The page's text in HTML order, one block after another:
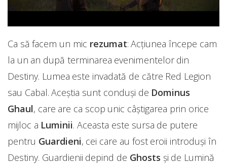
Ca să facem un mic rezumat: Acțiunea începe cam
la un an după terminarea evenimentelor din
Destiny. Lumea este invadată de către Red Legion
sau Cabal. Aceștia sunt conduși de Dominus
Ghaul, care are ca scop unic câștigarea prin orice
mijloc a Luminii. Aceasta este sursa de putere
pentru Guardieni, cei care au fost eroii introduși în
Destiny. Guardienii depind de Ghosts și de Lumină